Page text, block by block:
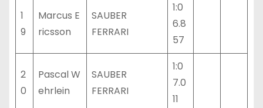
1
9
Marcus E
ricsson
SAUBER
FERRARI
1:0
6.8
57
2
0
Pascal W
ehrlein
SAUBER
FERRARI
1:0
7.0
11